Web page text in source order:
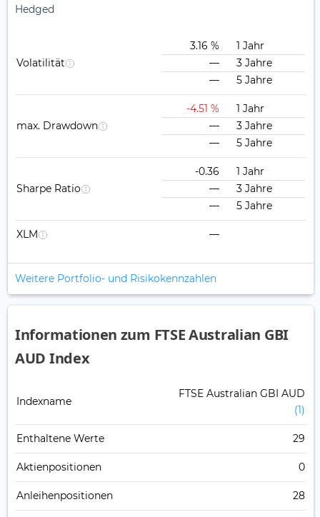
Hedged
Volatilität
3.16 %
1 Jahr
—
3 Jahre
—
5 Jahre
max. Drawdown
-4.51 %
1 Jahr
—
3 Jahre
—
5 Jahre
Sharpe Ratio
-0.36
1 Jahr
—
3 Jahre
—
5 Jahre
XLM —
Weitere Portfolio- und Risikokennzahlen
Informationen zum FTSE Australian GBI
AUD Index
Indexname
FTSE Australian GBI AUD
(1)
Enthaltene Werte 29
Aktienpositionen 0
Anleihenpositionen 28